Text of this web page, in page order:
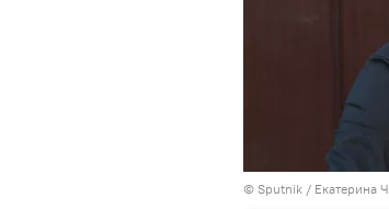
© Sputnik / Екатерина